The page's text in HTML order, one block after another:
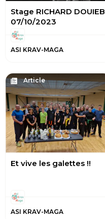
Stage RICHARD DOUIEB
07/10/2023
ASI KRAV-MAGA
Article
Et vive les galettes !!
ASI KRAV-MAGA